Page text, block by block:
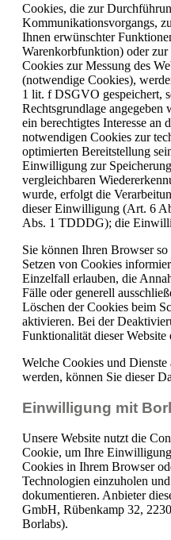
Cookies, die zur
Kommunikationsvorgangs,
Ihnen erwünschter
Warenkorbfunktion) oder
Cookies zur Messung des
(notwendige Cookies),
1 lit. f DSGVO gespeichert,
Rechtsgrundlage angegeben
ein berechtigtes Interesse an
notwendigen Cookies zur
optimierten Bereitstellung
Einwilligung zur
vergleichbaren
wurde, erfolgt die
dieser Einwilligung (Art. 6
Abs. 1 TDDDG); die
Sie können Ihren Browser so
Setzen von Cookies
Einzelfall erlauben, die
Fälle oder generell
Löschen der Cookies beim
aktivieren. Bei der
Funktionalität dieser Website
Welche Cookies und Dienste
werden, können Sie dieser
Einwilligung mit
Unsere Website nutzt die
Cookie, um Ihre
Cookies in Ihrem Browser
Technologien einzuholen
dokumentieren. Anbieter
GmbH, Rübenkamp 32,
Borlabs).